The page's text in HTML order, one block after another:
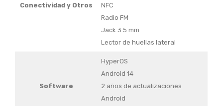
Conectividad y Otros
NFC
Radio FM
Jack 3.5 mm
Lector de huellas lateral
Software
HyperOS
Android 14
2 años de actualizaciones
Android